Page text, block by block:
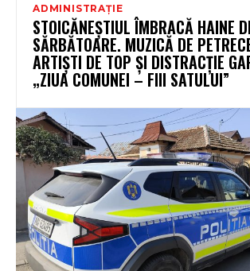
ADMINISTRAȚIE
STOICĂNEȘTIUL ÎMBRACĂ HAINE
SĂRBĂTOARE. MUZICĂ DE
ARTIȘTI DE TOP ȘI DISTRACȚIE
„ZIUA COMUNEI – FIII SATULUI”